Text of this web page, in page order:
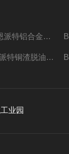
BM-4015恩派特铝合金屑压饼机 脱油效果好
ED-800恩派特铜渣脱油机废铜屑铝屑甩油机
业园